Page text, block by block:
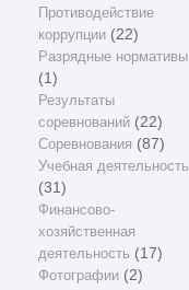
Противодействие
коррупции(22)
Разрядные нормативы
(1)
Результаты
соревнований(22)
Соревнования (87)
Учебная деятельность
(31)
Финансово-
хозяйственная
деятельность (17)
Фотографии(2)